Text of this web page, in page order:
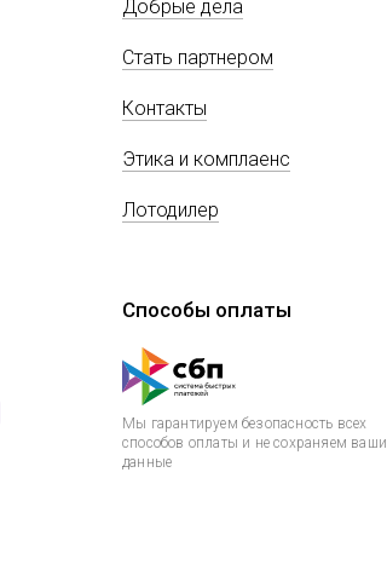
Добрые дела
Стать партнером
Контакты
Этика и комплаенс
Лотодилер
Способы оплаты
Мы гарантируем безопасность всех
способов оплаты и не сохраняем ваши
данные